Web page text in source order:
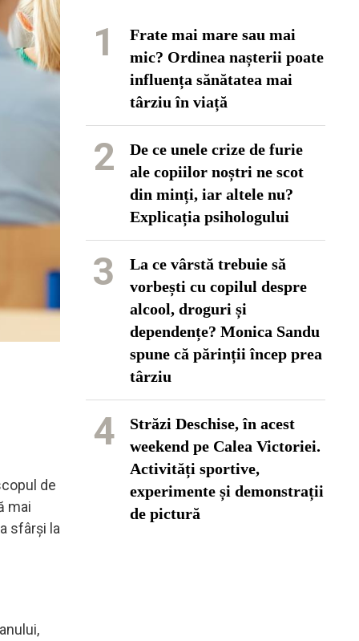
de
mai
sfârși la
1
Frate mai mare sau mai
mic? Ordinea nașterii poate
influența sănătatea mai
târziu în viață
2
De ce unele crize de furie
ale copiilor noștri ne scot
din minți, iar altele nu?
Explicația psihologului
3
La ce vârstă trebuie să
vorbești cu copilul despre
alcool, droguri și
dependențe? Monica Sandu
spune că părinții încep prea
târziu
4
Străzi Deschise, în acest
weekend pe Calea Victoriei.
Activități sportive,
experimente și demonstrații
de pictură